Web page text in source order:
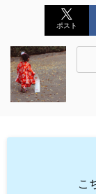
ポスト
こ